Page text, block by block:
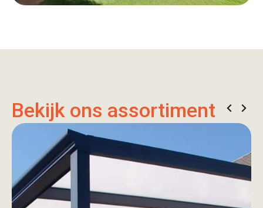
Bekijk ons assortiment